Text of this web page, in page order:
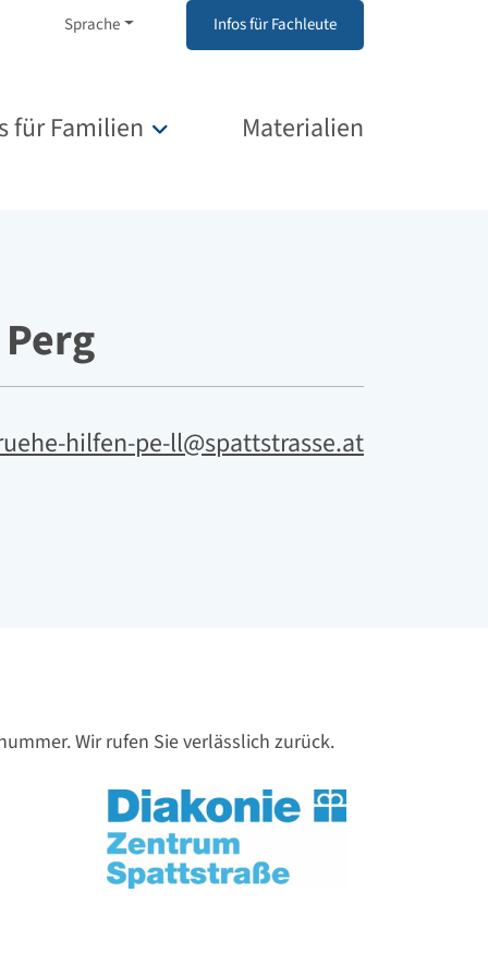
Sprache Infos für Fachleute
für Familien Untermenü für „Infos für Familien“
Materialien
hilfen-pe-ll@spattstrasse.at
Wir rufen Sie verlässlich zurück.
Logo